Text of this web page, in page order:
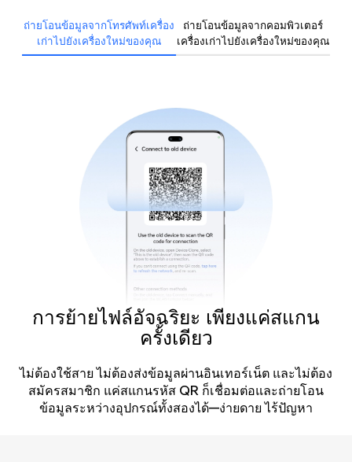
ถ่ายโอนข้อมูลจากโทรศัพท์เครื่อง
เก่าไปยังเครื่องใหม่ของคุณ
ถ่ายโอนข้อมูลจากคอมพิวเตอร์
เครื่องเก่าไปยังเครื่องใหม่ของคุณ
การย้ายไฟล์อัจฉริยะ เพียงแค่สแกน
ครั้งเดียว
ไม่ต้องใช้สาย ไม่ต้องส่งข้อมูลผ่านอินเทอร์เน็ต และไม่ต้อง
สมัครสมาชิก แค่สแกนรหัส QR ก็เชื่อมต่อและถ่ายโอน
ข้อมูลระหว่างอุปกรณ์ทั้งสองได้—ง่ายดาย ไร้ปัญหา